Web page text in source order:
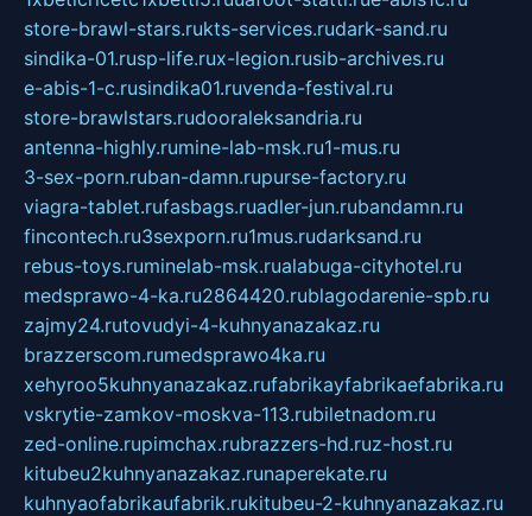
store-brawl-stars.rukts-services.rudark-sand.ru
sindika-01.rusp-life.rux-legion.rusib-archives.ru
e-abis-1-c.rusindika01.ruvenda-festival.ru
store-brawlstars.rudooraleksandria.ru
antenna-highly.rumine-lab-msk.ru1-mus.ru
3-sex-porn.ruban-damn.rupurse-factory.ru
viagra-tablet.rufasbags.ruadler-jun.rubandamn.ru
fincontech.ru3sexporn.ru1mus.rudarksand.ru
rebus-toys.ruminelab-msk.rualabuga-cityhotel.ru
medsprawo-4-ka.ru2864420.rublagodarenie-spb.ru
zajmy24.rutovudyi-4-kuhnyanazakaz.ru
brazzerscom.rumedsprawo4ka.ru
xehyroo5kuhnyanazakaz.rufabrikayfabrikaefabrika.ru
vskrytie-zamkov-moskva-113.rubiletnadom.ru
zed-online.rupimchax.rubrazzers-hd.ruz-host.ru
kitubeu2kuhnyanazakaz.runaperekate.ru
kuhnyaofabrikaufabrik.rukitubeu-2-kuhnyanazakaz.ru